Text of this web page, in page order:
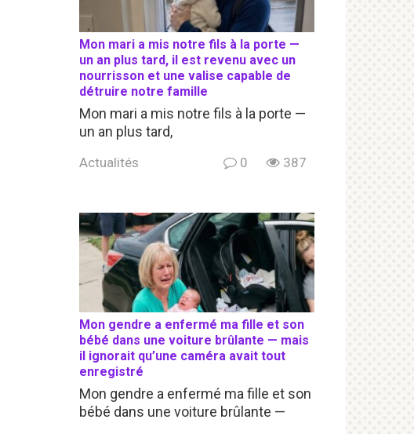
Mon mari a mis notre fils à la porte —
un an plus tard, il est revenu avec un
nourrisson et une valise capable de
détruire notre famille
Mon mari a mis notre fils à la porte —
un an plus tard,
Actualités 0 387
Mon gendre a enfermé ma fille et son
bébé dans une voiture brûlante — mais
il ignorait qu’une caméra avait tout
enregistré
Mon gendre a enfermé ma fille et son
bébé dans une voiture brûlante —